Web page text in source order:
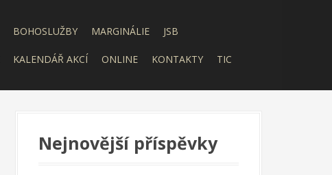
BOHOSLUŽBY MARGINÁLIE JSB
KALENDÁŘ AKCÍ ONLINE KONTAKTY TIC
Nejnovější příspěvky